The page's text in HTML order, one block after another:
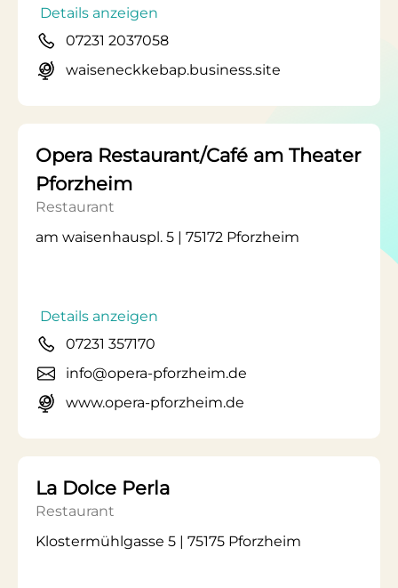
Details anzeigen
07231 2037058
waiseneckkebap.business.site
Opera Restaurant/Café am Theater
Pforzheim
Restaurant
am waisenhauspl. 5 | 75172 Pforzheim
Details anzeigen
07231 357170
info@opera-pforzheim.de
www.opera-pforzheim.de
La Dolce Perla
Restaurant
Klostermühlgasse 5 | 75175 Pforzheim